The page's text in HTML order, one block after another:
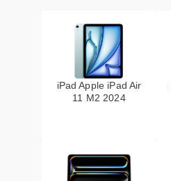
iPad Apple iPad Air
11 M2 2024